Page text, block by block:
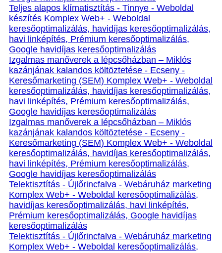
Teljes alapos klímatisztítás - Tinnye - Weboldal
készítés Komplex Web+ - Weboldal
keresőoptimalizálás, havidíjas keresőoptimalizálás,
havi linképítés, Prémium keresőoptimalizálás,
Google havidíjas keresőoptimalizálás
Izgalmas manőverek a lépcsőházban – Miklós
kazánjának kalandos költöztetése - Ecseny -
Keresőmarketing (SEM) Komplex Web+ - Weboldal
keresőoptimalizálás, havidíjas keresőoptimalizálás,
havi linképítés, Prémium keresőoptimalizálás,
Google havidíjas keresőoptimalizálás
Izgalmas manőverek a lépcsőházban – Miklós
kazánjának kalandos költöztetése - Ecseny -
Keresőmarketing (SEM) Komplex Web+ - Weboldal
keresőoptimalizálás, havidíjas keresőoptimalizálás,
havi linképítés, Prémium keresőoptimalizálás,
Google havidíjas keresőoptimalizálás
Telektisztítás - Újlőrincfalva - Webáruház marketing
Komplex Web+ - Weboldal keresőoptimalizálás,
havidíjas keresőoptimalizálás, havi linképítés,
Prémium keresőoptimalizálás, Google havidíjas
keresőoptimalizálás
Telektisztítás - Újlőrincfalva - Webáruház marketing
Komplex Web+ - Weboldal keresőoptimalizálás,